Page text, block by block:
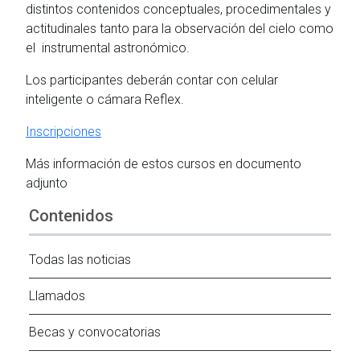
distintos contenidos conceptuales, procedimentales y
actitudinales tanto para la observación del cielo como
el instrumental astronómico.
Los participantes deberán contar con celular
inteligente o cámara Reflex.
Inscripciones
Más información de estos cursos en documento
adjunto
Contenidos
Todas las noticias
Llamados
Becas y convocatorias